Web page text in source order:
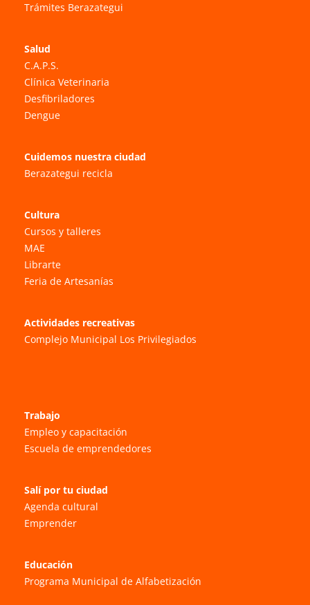
Trámites Berazategui
Salud
C.A.P.S.
Clínica Veterinaria
Desfibriladores
Dengue
Cuidemos nuestra ciudad
Berazategui recicla
Cultura
Cursos y talleres
MAE
Librarte
Feria de Artesanías
Actividades recreativas
Complejo Municipal Los Privilegiados
Trabajo
Empleo y capacitación
Escuela de emprendedores
Salí por tu ciudad
Agenda cultural
Emprender
Educación
Programa Municipal de Alfabetización